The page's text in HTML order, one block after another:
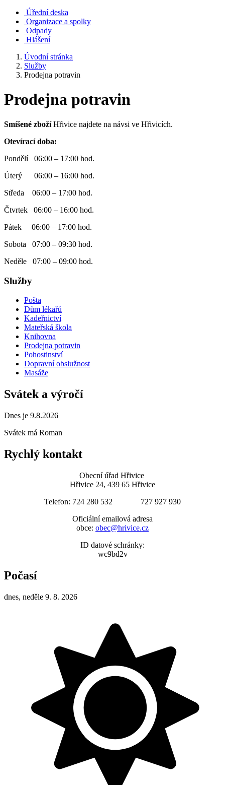
Úřední deska
Organizace a spolky
Odpady
Hlášení
Úvodní stránka
Služby
Prodejna potravin
Prodejna potravin
Smíšené zbožíHřivice najdete na návsi ve Hřivicích.
Otevírací doba:
Pondělí 06:00 – 17:00 hod.
Úterý 06:00 – 16:00 hod.
Středa 06:00 – 17:00 hod.
Čtvrtek 06:00 – 16:00 hod.
Pátek 06:00 – 17:00 hod.
Sobota 07:00 – 09:30 hod.
Neděle 07:00 – 09:00 hod.
Služby
Pošta
Dům lékařů
Kadeřnictví
Mateřská škola
Knihovna
Prodejna potravin
Pohostinství
Dopravní obslužnost
Masáže
Svátek a výročí
Dnes je 9.8.2026
Svátek má Roman
Rychlý kontakt
Obecní úřad Hřivice
Hřivice 24, 439 65 Hřivice
Telefon: 724 280 532 727 927 930
Oficiální emailová adresa
obce: obec@hrivice.cz
ID datové schránky:
wc9bd2v
Počasí
dnes, neděle 9. 8. 2026